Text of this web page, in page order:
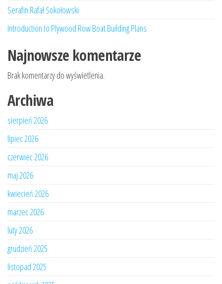
Serafin Rafał Sokołowski
Introduction to Plywood Row Boat Building Plans
Najnowsze komentarze
Brak komentarzy do wyświetlenia.
Archiwa
sierpień 2026
lipiec 2026
czerwiec 2026
maj 2026
kwiecień 2026
marzec 2026
luty 2026
grudzień 2025
listopad 2025